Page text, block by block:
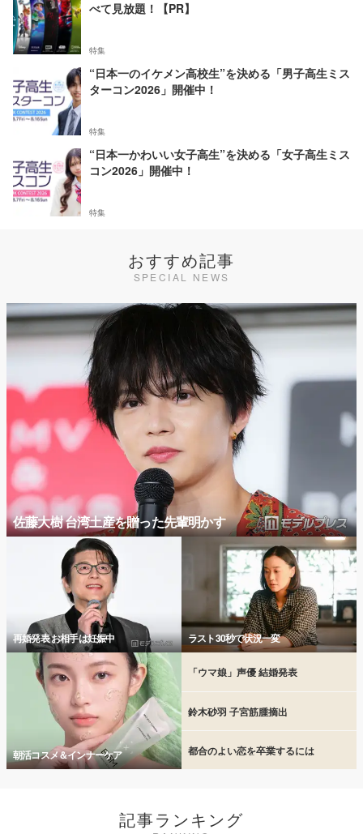
べて見放題！【PR】
特集
“日本一のイケメン高校生”を決める「男子高生ミス
ターコン2026」開催中！
特集
“日本一かわいい女子高生”を決める「女子高生ミス
コン2026」開催中！
特集
おすすめ記事
SPECIAL NEWS
佐藤大樹 台湾土産を贈った先輩明かす
再婚発表 お相手は妊娠中 ラスト30秒で状況一変
朝活コスメ＆インナーケア
「ウマ娘」声優 結婚発表
鈴木砂羽 子宮筋腫摘出
都合のよい恋を卒業するには
記事ランキング